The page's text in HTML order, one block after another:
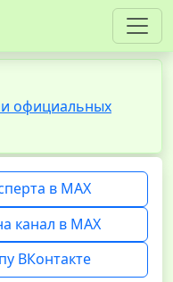
официальных
в MAX
канал в MAX
ВКонтакте